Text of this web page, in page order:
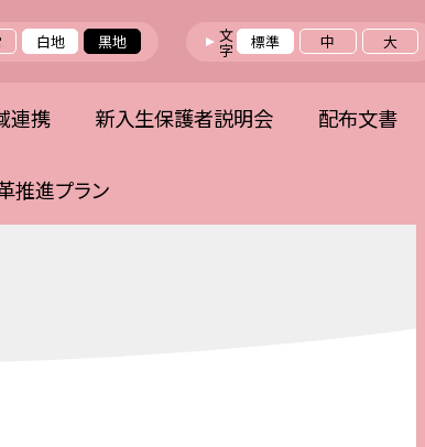
白地 黒地 文字 標準 中 大
連携 新入生保護者説明会 配布文書
推進プラン